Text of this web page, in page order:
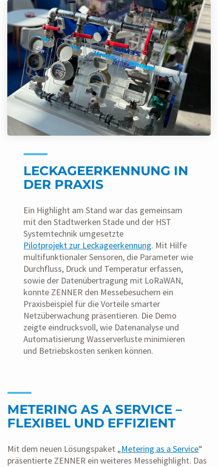
LECKAGEERKENNUNG IN
DER PRAXIS
Ein Highlight am Stand war das gemeinsam
mit den Stadtwerken Stade und der HST
Systemtechnik umgesetzte
Pilotprojekt zur Leckageerkennung. Mit Hilfe
multifunktionaler Sensoren, die Parameter wie
Durchfluss, Druck und Temperatur erfassen,
sowie der Datenübertragung mit LoRaWAN,
konnte ZENNER den Messebesuchern ein
Praxisbeispiel für die Vorteile smarter
Netzüberwachung präsentieren. Die Demo
zeigte eindrucksvoll, wie Datenanalyse und
Automatisierung Wasserverluste minimieren
und Betriebskosten senken können.
METERING AS A SERVICE –
FLEXIBEL UND EFFIZIENT
Mit dem neuen Lösungspaket „Metering as a Service“
präsentierte ZENNER ein weiteres Messehighlight. Das